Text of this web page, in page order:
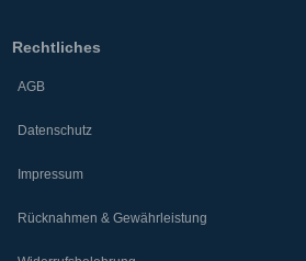
Rechtliches
AGB
Datenschutz
Impressum
Rücknahmen & Gewährleistung